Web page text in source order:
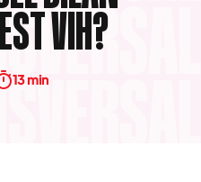
VIH?
13 min